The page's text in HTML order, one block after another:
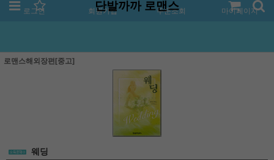
로그인 회원가입 주문조회 마이페이지
단발까까 로맨스
로맨스해외장편[중고]
웨딩